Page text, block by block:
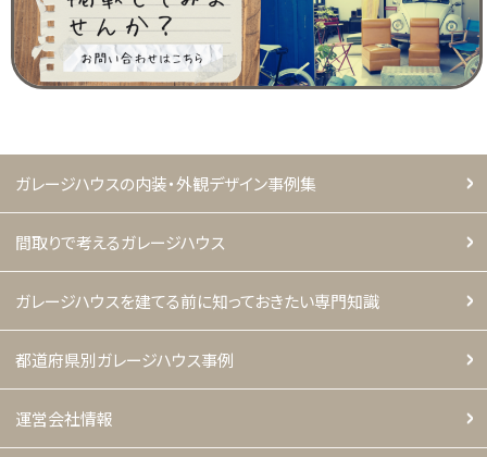
ガレージハウスの内装・外観デザイン事例集
間取りで考えるガレージハウス
ガレージハウスを建てる前に知っておきたい専門知識
都道府県別ガレージハウス事例
運営会社情報